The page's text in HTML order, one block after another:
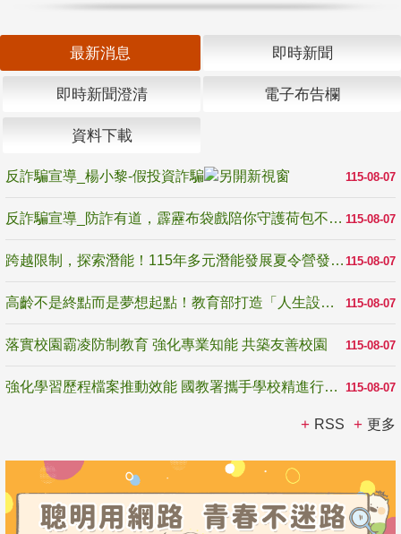
最新消息 即時新聞
即時新聞澄清 電子布告欄
資料下載
115-08-07
反詐騙宣導_楊小黎-假投資詐騙
115-08-07
反詐騙宣導_防詐有道，霹靂布袋戲陪你守護荷包不受騙
115-08-07
跨越限制，探索潛能！115年多元潛能發展夏令營發掘生命無限可能
115-08-07
高齡不是終點而是夢想起點！教育部打造「人生設計夢工場」 參展第3屆高齡健康產業博覽會
115-08-07
落實校園霸凌防制教育 強化專業知能 共築友善校園
115-08-07
強化學習歷程檔案推動效能 國教署攜手學校精進行政與教學支持
RSS 更多